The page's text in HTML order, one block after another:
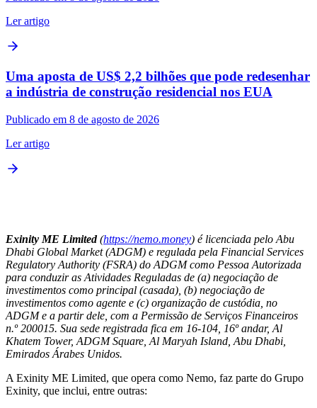
Ler artigo
Uma aposta de US$ 2,2 bilhões que pode redesenhar
a indústria de construção residencial nos EUA
Publicado em 8 de agosto de 2026
Ler artigo
Exinity ME Limited(https://nemo.money) é licenciada pelo Abu
Dhabi Global Market (ADGM) e regulada pela Financial Services
Regulatory Authority (FSRA) do ADGM como Pessoa Autorizada
para conduzir as Atividades Reguladas de (a) negociação de
investimentos como principal (casada), (b) negociação de
investimentos como agente e (c) organização de custódia, no
ADGM e a partir dele, com a Permissão de Serviços Financeiros
n.º 200015. Sua sede registrada fica em 16-104, 16º andar, Al
Khatem Tower, ADGM Square, Al Maryah Island, Abu Dhabi,
Emirados Árabes Unidos.
A Exinity ME Limited, que opera como Nemo, faz parte do Grupo
Exinity, que inclui, entre outras: